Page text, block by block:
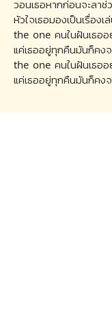
วอนเธอหากก่อนจะลา
หัวใจเธอมองเป็นเรื่อง
the one คนในฝันเธอ
แค่เธออยู่ทุกคืนมันก็คง
the one คนในฝันเธอ
แค่เธออยู่ทุกคืนมันก็คง